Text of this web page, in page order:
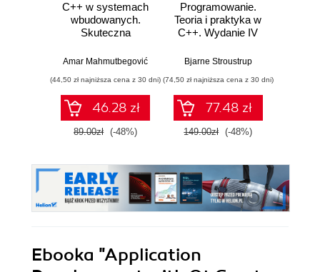
C++ w systemach
wbudowanych.
Skuteczna
nowoczesnego
Amar Mahmutbegović
(44,50 zł najniższa cena z 30 dni)
46.28 zł
89.00zł (-48%)
Programowanie.
Teoria i praktyka w
C++. Wydanie IV
Bjarne Stroustrup
(74,50 zł najniższa cena z 30 dni)
77.48 zł
149.00zł (-48%)
Ebooka "Application